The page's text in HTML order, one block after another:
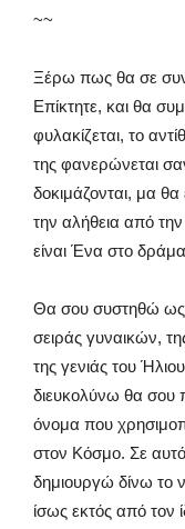
~~
Ξέρω πως θα σε
Επίκτητε, και θα
φυλακίζεται, το
της φανερώνεται
δοκιμάζονται, μα
την αλήθεια από
είναι Ένα στο
Θα σου συστηθώ ως
σειράς γυναικών,
της γενιάς του
διευκολύνω θα σου
όνομα που
στον Κόσμο. Σε
δημιουργώ δίνω το
ίσως εκτός από τον